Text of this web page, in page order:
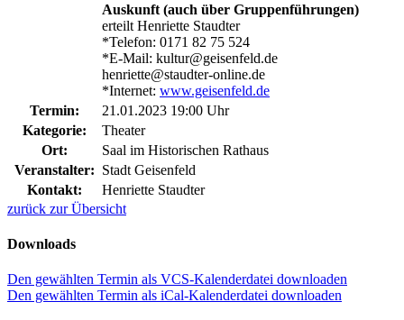
Auskunft (auch über Gruppenführungen)
erteilt Henriette Staudter
*Telefon: 0171 82 75 524
*E-Mail: kultur@geisenfeld.de
henriette@staudter-online.de
*Internet: www.geisenfeld.de
Termin:
21.01.2023 19:00 Uhr
Kategorie:
Theater
Ort:
Saal im Historischen Rathaus
Veranstalter: Stadt Geisenfeld
Kontakt:
Henriette Staudter
zurück zur Übersicht
Downloads
Den gewählten Termin als VCS-Kalenderdatei downloaden
Den gewählten Termin als iCal-Kalenderdatei downloaden